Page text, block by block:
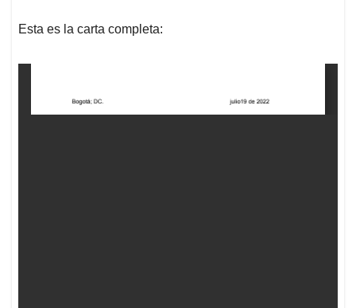
Esta es la carta completa: